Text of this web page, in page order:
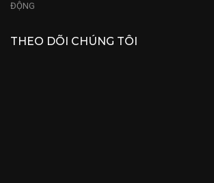
ĐỘNG
THEO DÕI CHÚNG TÔI